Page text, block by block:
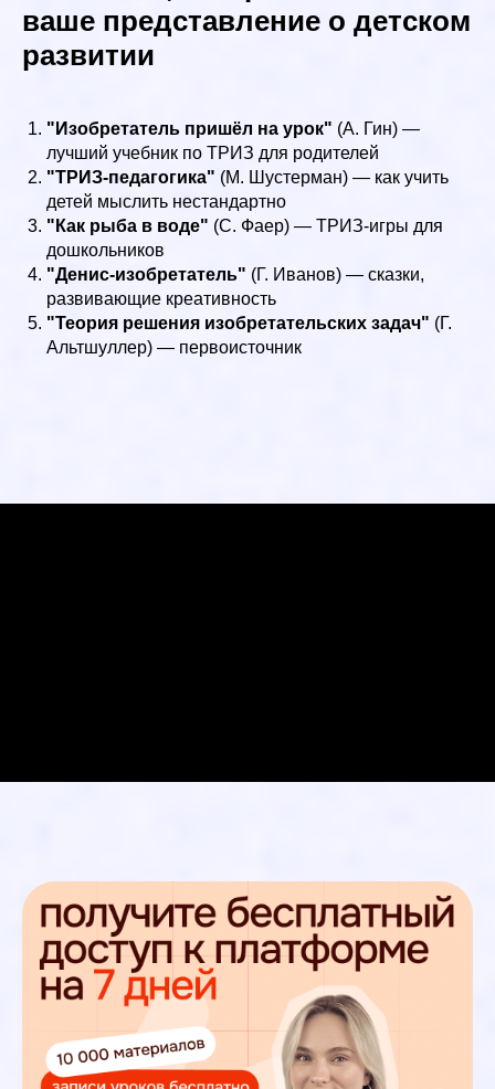
ваше представление о детском
развитии
"Изобретатель пришёл на урок" (А. Гин) —
лучший учебник по ТРИЗ для родителей
"ТРИЗ-педагогика" (М. Шустерман) — как учить
детей мыслить нестандартно
"Как рыба в воде" (С. Фаер) — ТРИЗ-игры для
дошкольников
"Денис-изобретатель" (Г. Иванов) — сказки,
развивающие креативность
"Теория решения изобретательских задач" (Г.
Альтшуллер) — первоисточник